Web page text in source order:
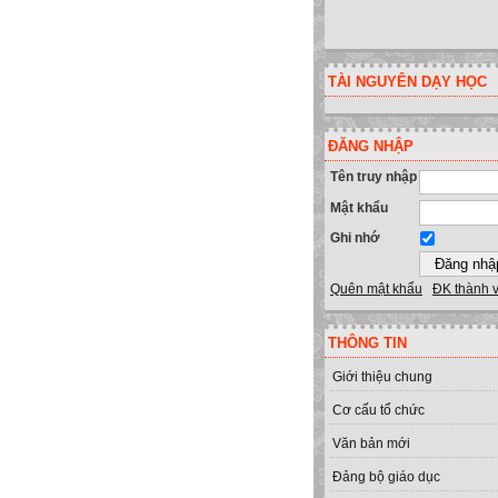
TÀI NGUYÊN DẠY HỌC
ĐĂNG NHẬP
Tên truy nhập
Mật khẩu
Ghi nhớ
Quên mật khẩu ĐK thành
THÔNG TIN
Giới thiệu chung
Cơ cấu tổ chức
Văn bản mới
Đảng bộ giáo dục